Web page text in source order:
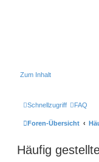
Zum Inhalt
Schnellzugriff FAQ
Foren-Übersicht
Häufig